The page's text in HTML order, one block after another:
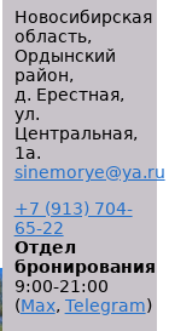
Новосибирская
область,
Ордынский
район,
д. Ерестная,
ул.
Центральная,
1а.
sinemorye@ya.ru
+7 (913) 704-
65-22
Отдел
бронирования
9:00-21:00
(Мах, Telegram)